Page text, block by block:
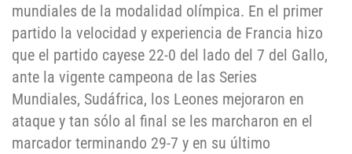
mundiales de la modalidad olímpica. En el primer
partido la velocidad y experiencia de Francia hizo
que el partido cayese 22-0 del lado del 7 del Gallo,
ante la vigente campeona de las Series
Mundiales, Sudáfrica, los Leones mejoraron en
ataque y tan sólo al final se les marcharon en el
marcador terminando 29-7 y en su último